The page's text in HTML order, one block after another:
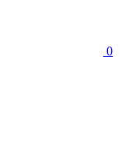
0